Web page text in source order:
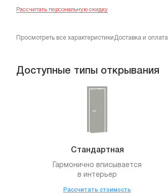
Рассчитать персональную скидку
Просмотреть все характеристики Доставка и оплата
Доступные типы открывания
Стандартная
Гармонично вписывается
в интерьер
Рассчитать стоимость